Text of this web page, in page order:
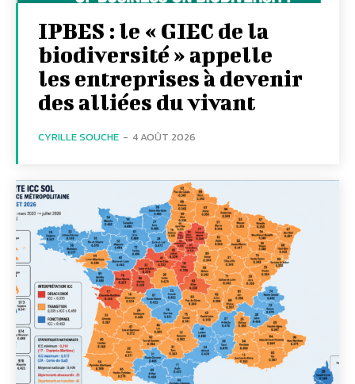
IPBES : le « GIEC de la
biodiversité » appelle
les entreprises à devenir
des alliées du vivant
CYRILLE SOUCHE - 4 AOÛT 2026